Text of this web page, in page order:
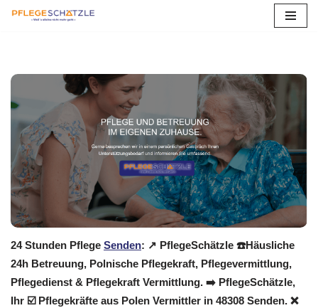
springen
24 Stunden Pflege Senden: ↗️ PflegeSchätzle ☎️Häusliche
24h Betreuung, Polnische Pflegekraft, Pflegevermittlung,
Pflegedienst & Pflegekraft Vermittlung. ➡️ PflegeSchätzle,
Ihr ☑️ Pflegekräfte aus Polen Vermittler in 48308 Senden. ❌